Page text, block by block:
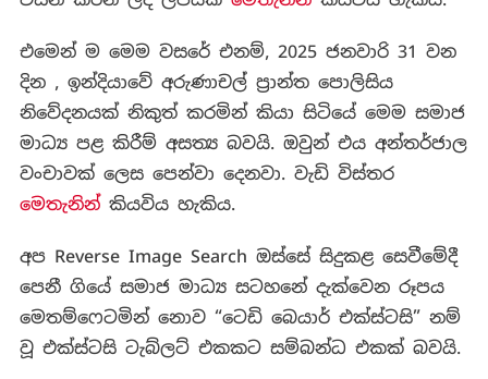
එමෙන් ම මෙම වසරේ එනම්, 2025 ජනවාරි 31 වන
දින , ඉන්දියාවේ අරුණාචල් ප්‍රාන්ත පොලිසිය
නිවේදනයක් නිකුත් කරමින් කියා සිටියේ මෙම සමාජ
මාධ්‍ය පළ කිරීම් අසත්‍ය බවයි. ඔවුන් එය අන්තර්ජාල
වංචාවක් ලෙස පෙන්වා දෙනවා. වැඩි විස්තර
මෙතැනින්කියවිය හැකිය.
අප Reverse Image Search ඔස්සේ සිදුකළ සෙවීමේදී
පෙනී ගියේ සමාජ මාධ්‍ය සටහනේ දැක්වෙන රූපය
මෙතම්ෆෙටමින් නොව “ටෙඩි බෙයාර් එක්ස්ටසි” නම්
වූ එක්ස්ටසි ටැබ්ලට් එකකට සම්බන්ධ එකක් බවයි.